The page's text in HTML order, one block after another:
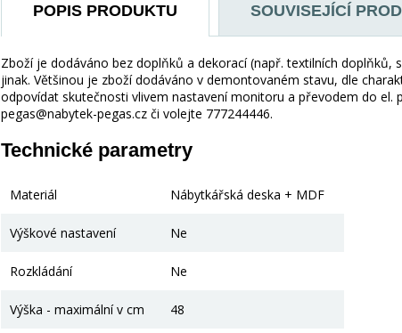
POPIS PRODUKTU SOUVISEJÍCÍ
Zboží je dodáváno bez doplňků a dekorací (např. textilních
jinak. Většinou je zboží dodáváno v demontovaném stavu, dle
odpovídat skutečnosti vlivem nastavení monitoru a převodem do
pegas@nabytek-pegas.cz či volejte 777244446.
Technické parametry
Materiál Nábytkářská deska + MDF
Výškové nastavení Ne
Rozkládání Ne
Výška - maximální v cm 48